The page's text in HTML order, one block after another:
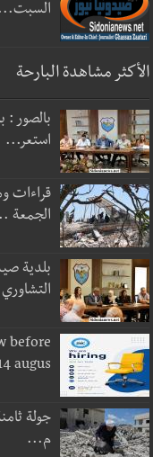
الأكثر مشاهدة البارحة
بالصور
استعر...
قراءات
الجمعة
بلدية
before
augus...
م...